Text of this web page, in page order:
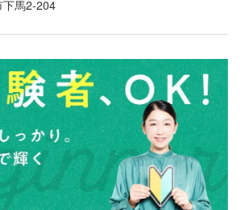
下馬2-204